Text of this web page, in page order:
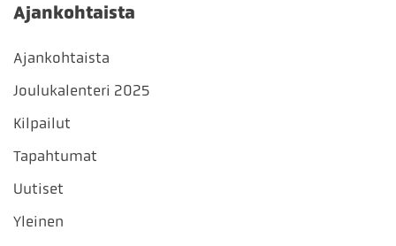
Ajankohtaista
Ajankohtaista
Joulukalenteri 2025
Kilpailut
Tapahtumat
Uutiset
Yleinen